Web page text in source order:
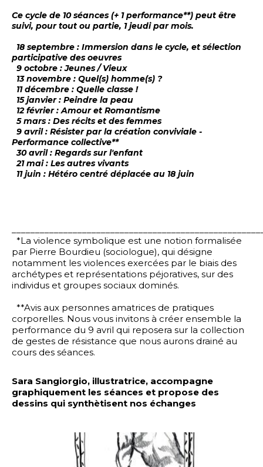
Ce cycle de 10 séances (+ 1 performance**) peut être
suivi, pour tout ou partie, 1 jeudi par mois.
18 septembre : Immersion dans le cycle, et sélection
participative des oeuvres
9 octobre : Jeunes / Vieux
13 novembre : Quel(s) homme(s) ?
11 décembre : Quelle classe !
15 janvier : Peindre la peau
12 février : Amour et Romantisme
5 mars : Des récits et des femmes
9 avril : Résister par la création conviviale -
Performance collective**
30 avril : Regards sur l'enfant
21 mai : Les autres vivants
11 juin : Hétéro centré déplacée au 18 juin
*La violence symbolique est une notion formalisée
par Pierre Bourdieu (sociologue), qui désigne
notamment les violences exercées par le biais des
archétypes et représentations péjoratives, sur des
individus et groupes sociaux dominés.
**Avis aux personnes amatrices de pratiques
corporelles. Nous vous invitons à créer ensemble la
performance du 9 avril qui reposera sur la collection
de gestes de résistance que nous aurons drainé au
cours des séances.
Sara Sangiorgio, illustratrice, accompagne
graphiquement les séances et propose des
dessins qui synthètisent nos échanges